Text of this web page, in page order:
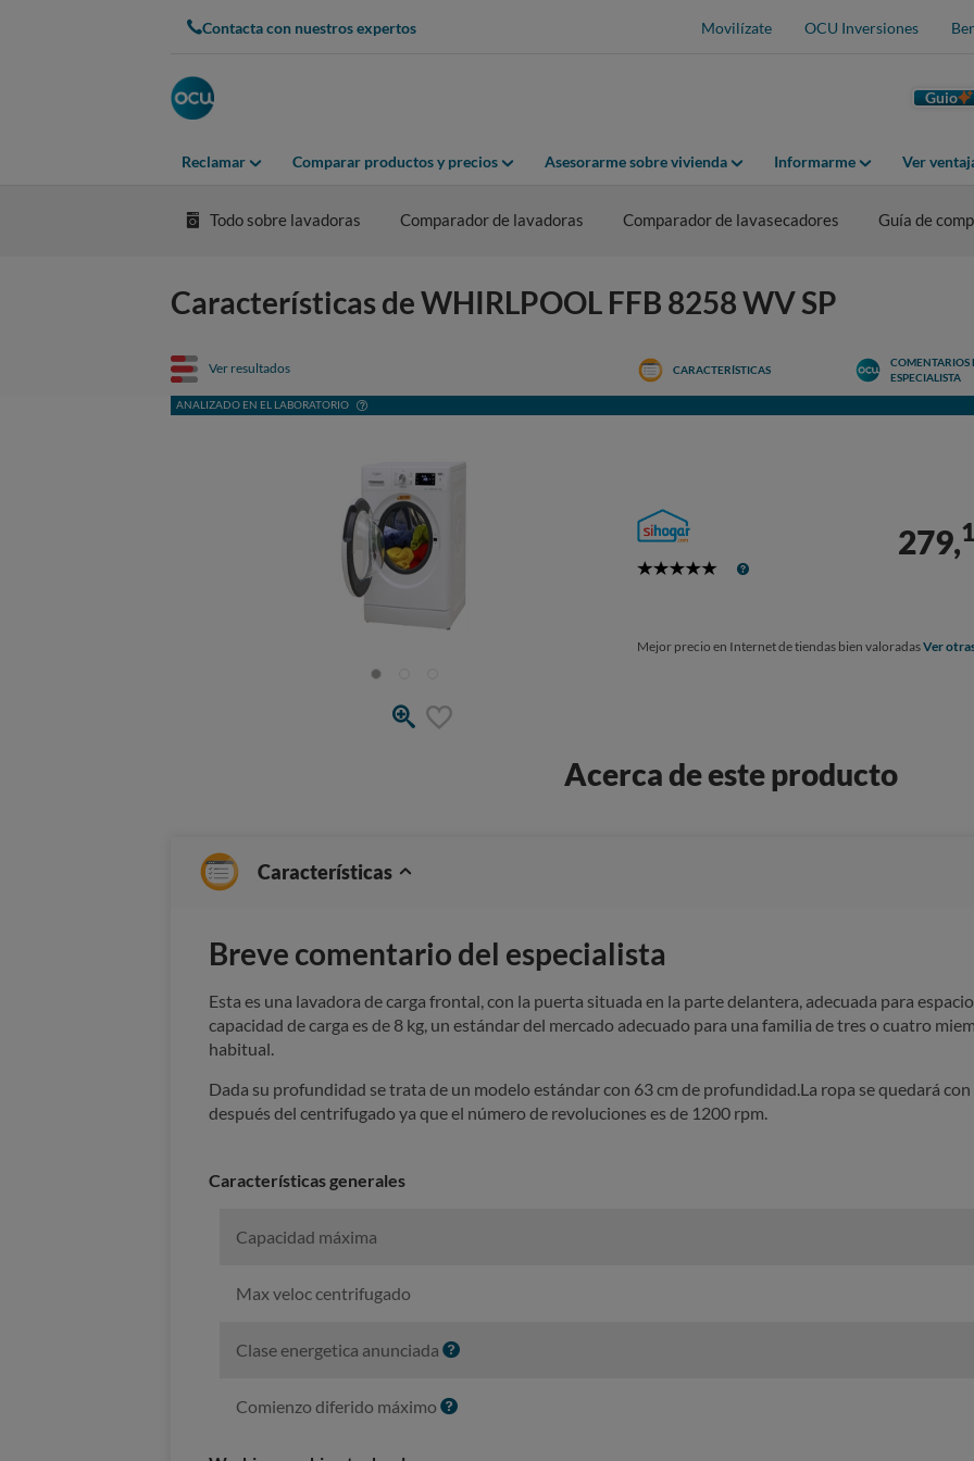
Contacta con nuestros expertos Movilízate OCU Inversiones
Guio
Reclamar Comparar productos y precios Asesorarme sobre vivienda Informarme Ver
Todo sobre lavadoras Comparador de lavadoras Comparador de lavasecadores Guía de
Características de WHIRLPOOL FFB 8258 WV SP
Ver resultados
ANALIZADO EN EL LABORATORIO
CARACTERÍSTICAS
COMENTARIOS
ESPECIALISTA
5
279,
Mejor precio en Internet de tiendas bien valoradasVer
Acerca de este producto
Características
Breve comentario del especialista
Esta es una lavadora de carga frontal, con la puerta situada en la parte delantera, adecuada para
capacidad de carga es de 8 kg, un estándar del mercado adecuado para una familia de tres o cuatro
habitual.
Dada su profundidad se trata de un modelo estándar con 63 cm de profundidad.La ropa se quedará
después del centrifugado ya que el número de revoluciones es de 1200 rpm.
Características generales
Capacidad máxima
Max veloc centrifugado
Clase energetica anunciada I
f
o
Comienzo diferido máximo I